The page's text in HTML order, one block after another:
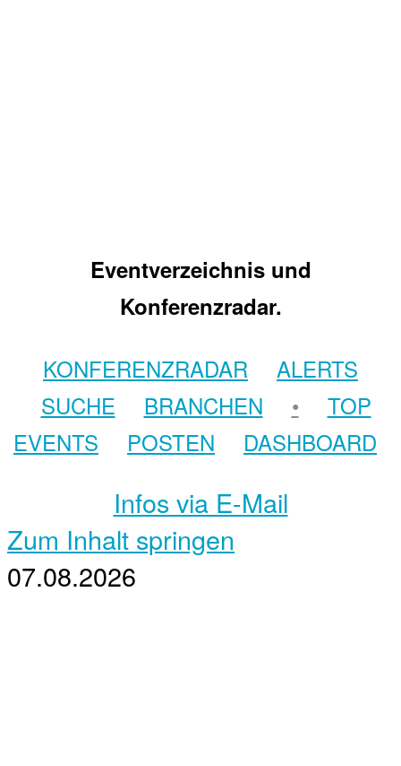
Eventverzeichnis und
Konferenzradar.
KONFERENZRADAR
ALERTS
SUCHE
BRANCHEN •
TOP
EVENTS
POSTEN DASHBOARD
Infos via E-Mail
Zum Inhalt springen
07.08.2026